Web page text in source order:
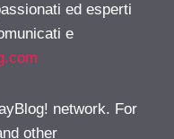
ed esperti
e
network. For
other